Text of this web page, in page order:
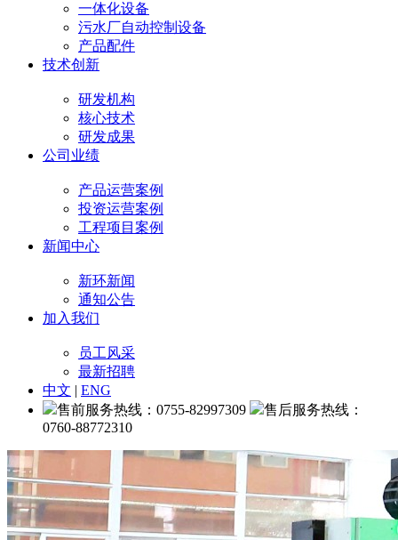
一体化设备
污水厂自动控制设备
产品配件
技术创新
研发机构
核心技术
研发成果
公司业绩
产品运营案例
投资运营案例
工程项目案例
新闻中心
新环新闻
通知公告
加入我们
员工风采
最新招聘
中文 | ENG
售前服务热线：0755-82997309
售后服务热线：
0760-88772310